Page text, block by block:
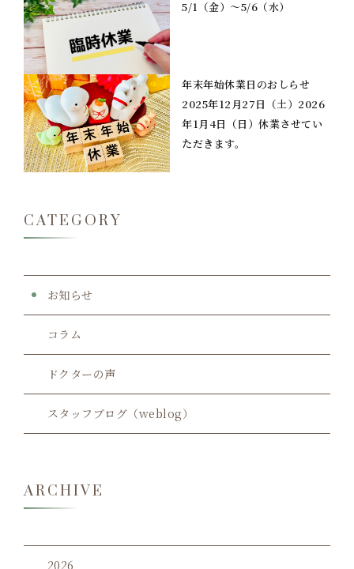
5/1（金）～5/6（水）
年末年始休業日のおしらせ
2025年12月27日（土）2026
年1月4日（日）休業させてい
ただきます。
CATEGORY
お知らせ
コラム
ドクターの声
スタッフブログ（weblog）
ARCHIVE
2026